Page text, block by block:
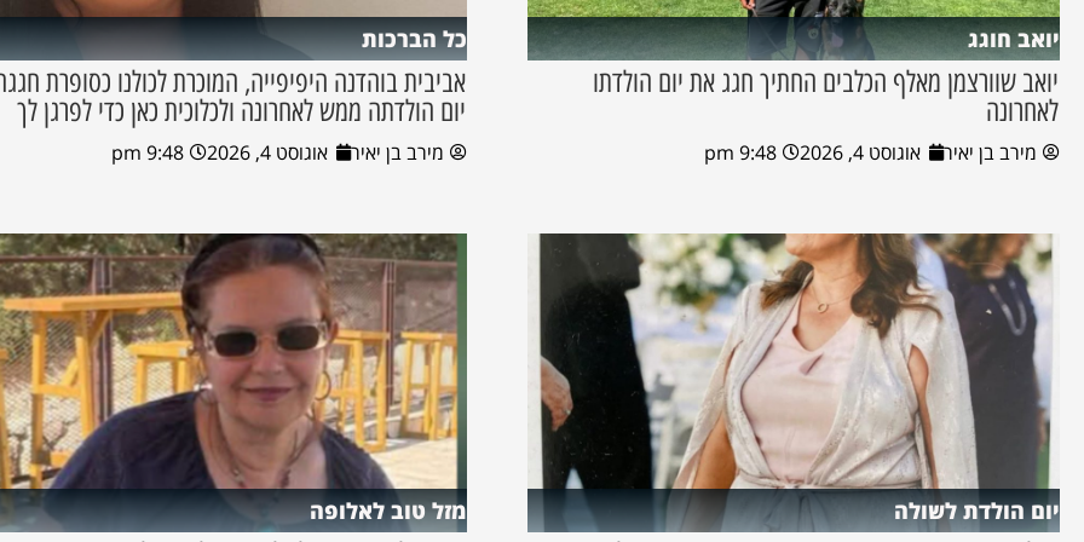
יואב חוגג
יואב שוורצמן מאלף הכלבים החתיך חגג את יום הולדתו
לאחרונה
מירב בן יאיר אוגוסט 4, 2026 9:48 pm
כל הברכות
אביבית בוהדנה היפיפייה, המוכרת לכולנו כסופרת
יום הולדתה ממש לאחרונה ולכלוכית כאן כדי לפרגן לך
מירב בן יאיר אוגוסט 4, 2026 9:48 pm
יום הולדת לשולה מזל טוב לאלופה